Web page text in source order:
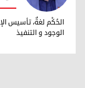
فاضل ميراني
الحُكْم لغةٌ، تأسيس
الوجود و التنفيذ